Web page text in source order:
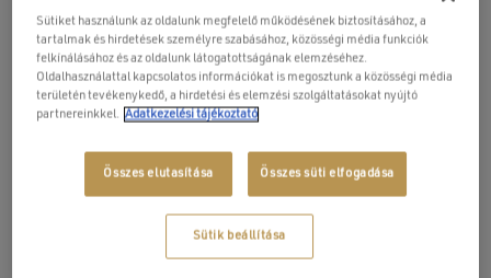
Csak személyes vásárlás
AJÁNLATOT KÉREK
EE00220
Sütiket használunk az oldalunk megfelelő működésének biztosításához, a
tartalmak és hirdetések személyre szabásához, közösségi média funkciók
felkínálásához és az oldalunk látogatottságának elemzéséhez.
Oldalhasználattal kapcsolatos információkat is megosztunk a közösségi média
területén tevékenykedő, a hirdetési és elemzési szolgáltatásokat nyújtó
partnereinkkel. Adatkezelési tájékoztató
Összes elutasítása Összes süti elfogadása
Sütik beállítása